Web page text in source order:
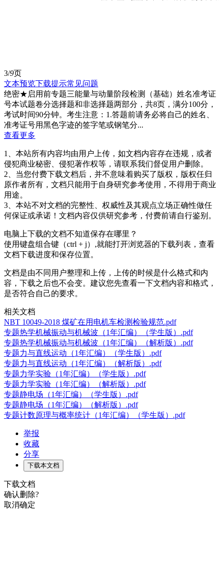
3/9页
文本预览下载提示常见问题
绝密★启用前专题三能量与动量阶段检测（基础）姓名准考证
号本试题卷分选择题和非选择题两部分，共8页，满分100分，
考试时间90分钟。考生注意：1.答题前请务必将自己的姓名、
准考证号用黑色字迹的签字笔或钢笔分...
查看更多
1、本站所有内容均由用户上传，如文档内容存在违规，或者
侵犯商业秘密、侵犯著作权等，请联系我们督促用户删除。
2、当您付费下载文档后，并不意味着购买了版权，版权任归
原作者所有，文档只能用于自身研究参考使用，不得用于商业
用途。
3、本站不对文档的完整性、权威性及其观点立场正确性做任
何保证或承诺！文档内容仅供研究参考，付费前请自行鉴别。
电脑上下载的文档不知道保存在哪里？
使用键盘组合键（ctrl + j）,就能打开浏览器的下载列表，查看
文档下载进度和保存位置。
文档是由不同用户整理和上传，上传的时候是什么格式和内
容，下载之后也不会变。建议您先查看一下文档内容和格式，
是否符合自己的要求。
相关文档
NBT 10049-2018 煤矿在用电机车检测检验规范.pdf
专题热学机械振动与机械波（1年汇编）（学生版）.pdf
专题热学机械振动与机械波（1年汇编）（解析版）.pdf
专题力与直线运动（1年汇编）（学生版）.pdf
专题力与直线运动（1年汇编）（解析版）.pdf
专题力学实验（1年汇编）（学生版）.pdf
专题力学实验（1年汇编）（解析版）.pdf
专题静电场（1年汇编）（学生版）.pdf
专题静电场（1年汇编）（解析版）.pdf
专题计数原理与概率统计（1年汇编）（学生版）.pdf
举报
收藏
分享
下载本文档
下载文档
确认删除?
取消确定